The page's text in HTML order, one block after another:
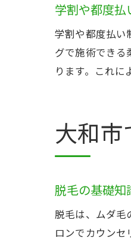
学割や都度
学割や都度払い
グで施術できる
ります。これに
大和
脱毛の基礎知
脱毛は、ムダ毛
ロンでカウン